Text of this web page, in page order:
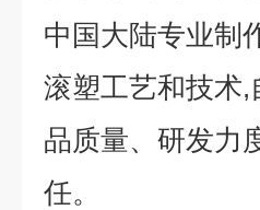
中国大陆专业制
滚塑工艺和技术
品质量、研发力
任。